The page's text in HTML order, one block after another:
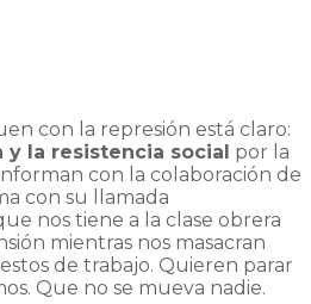
con la represión está claro:
la resistencia social por la
con la colaboración de
con su llamada
nos tiene a la clase obrera
mientras nos masacran
de trabajo. Quieren parar
Que no se mueva nadie.